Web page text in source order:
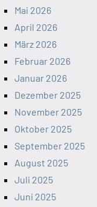
Mai 2026
April 2026
März 2026
Februar 2026
Januar 2026
Dezember 2025
November 2025
Oktober 2025
September 2025
August 2025
Juli 2025
Juni 2025